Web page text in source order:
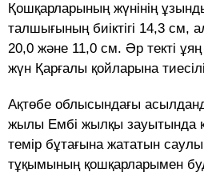
Қошқарларының жүнінің
талшығының биіктігі 14,3 см,
20,0 және 11,0 см. Әр текті ұяң
жүн Қарғалы қойларына
Ақтөбе облысындағы
жылы Ембі жылқы зауытында
темір бұтағына жататын
тұқымының қошқарларымен